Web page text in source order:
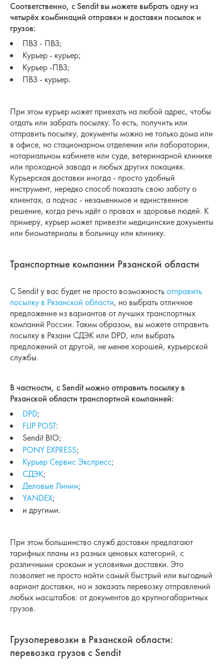
Соответственно, с Sendit вы можете выбрать одну из
четырёх комбинаций отправки и доставки посылок и
грузов:
ПВЗ - ПВЗ;
Курьер - курьер;
Курьер -ПВЗ;
ПВЗ - курьер.
При этом курьер может приехать на любой адрес, чтобы
отдать или забрать посылку. То есть, получить или
отправить посылку, документы можно не только дома или
в офисе, но стационарном отделении или лаборатории,
нотариальном кабинете или суде, ветеринарной клинике
или проходной завода и любых других локациях.
Курьерская доставки иногда - просто удобный
инструмент, нередко способ показать свою заботу о
клиентах, а подчас - незаменимое и единственное
решение, когда речь идёт о правах и здоровье людей. К
примеру, курьер может привезти медицинские документы
или биоматериалы в больницу или клинику.
Транспортные компании Рязанской области
С Sendit у вас будет не просто возможностьотправить
посылку в Рязанской области, но выбрать отличное
предложение из вариантов от лучших транспортных
компаний России. Таким образом, вы можете отправить
посылку в Рязани СДЭК или DPD, или выбрать
предложений от другой, не менее хорошей, курьерской
службы.
В частности, с Sendit можно отправить посылку в
Рязанской области транспортной компанией:
DPD;
FLIP POST:
Sendit BIO;
PONY EXPRESS;
Курьер Сервис Экспресс;
СДЭК;
Деловые Линии;
YANDEX;
и другими.
При этом большинство служб доставки предлагают
тарифных планы из разных ценовых категорий, с
различными сроками и условиями доставки. Это
позволяет не просто найти самый быстрый или выгодный
вариант доставки, но и заказать перевозку отправлений
любых масштабов: от документов до крупногабаритных
грузов.
Грузоперевозки в Рязанской области:
перевозка грузов с Sendit